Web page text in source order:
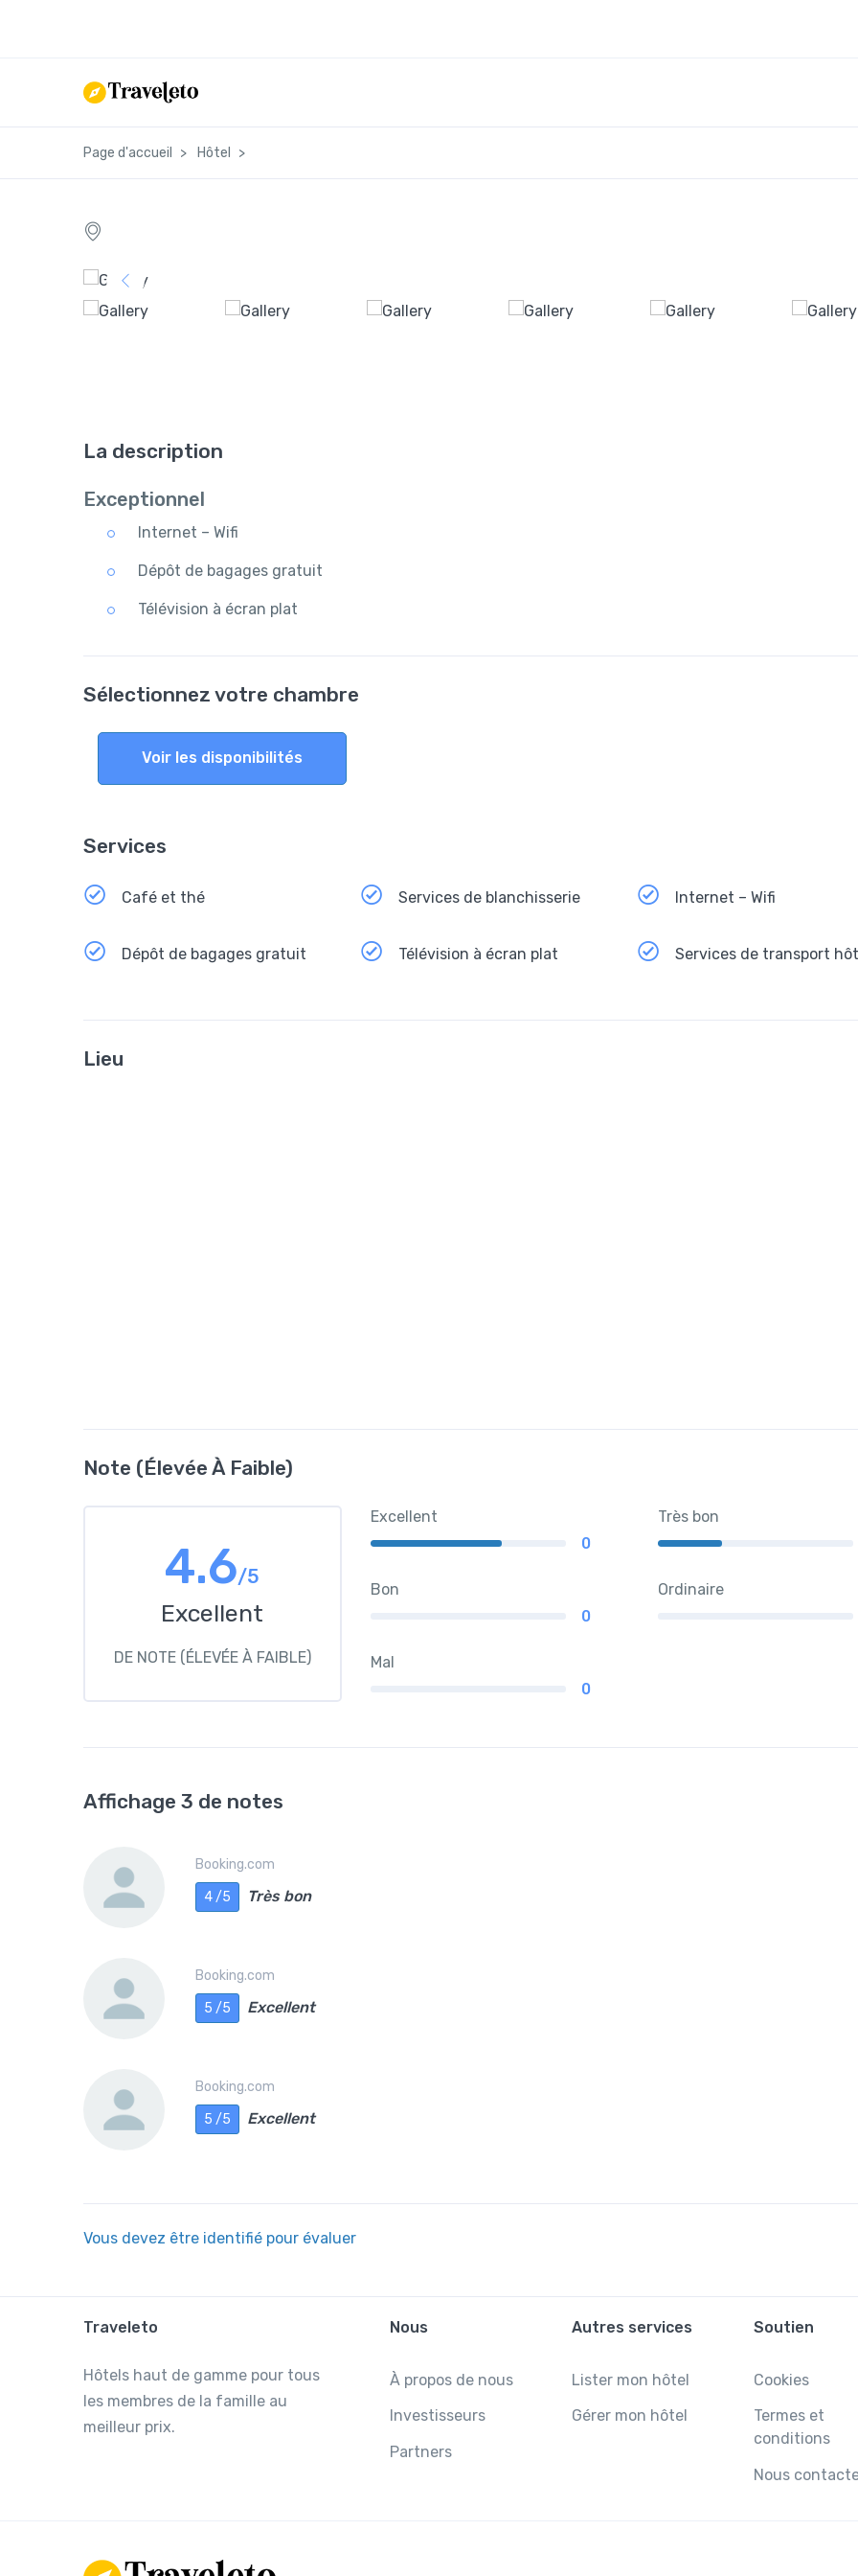
Page d'accueil Hôtel
La description
Exceptionnel
Internet – Wifi
Dépôt de bagages gratuit
Télévision à écran plat
Sélectionnez votre chambre
Voir les disponibilités
Services
Café et thé Services de blanchisserie Internet – Wifi
Dépôt de bagages gratuit Télévision à écran plat Services de transport
Lieu
Note (élevée À Faible)
4.6/5
Excellent
DE NOTE (ÉLEVÉE À FAIBLE)
Excellent
0
Très bon
Bon
0
Ordinaire
Mal
0
Affichage 3 de notes
Booking.com
4 /5
Très bon
Booking.com
5 /5
Excellent
Booking.com
5 /5
Excellent
Vous devez être identifié pour évaluer
Traveleto
Hôtels haut de gamme pour tous
les membres de la famille au
meilleur prix.
Nous
À propos de nous
Investisseurs
Partners
Autres services
Lister mon hôtel
Gérer mon hôtel
Soutien
Cookies
Termes et
conditions
Nous